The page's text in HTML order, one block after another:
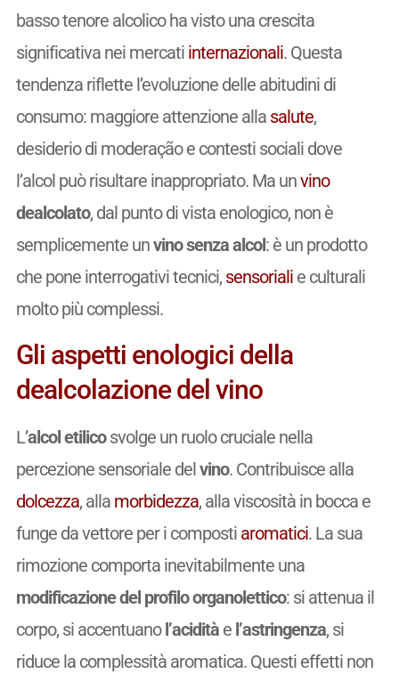
basso tenore alcolico ha visto una crescita
significativa nei mercati internazionali. Questa
tendenza riflette l’evoluzione delle abitudini di
consumo: maggiore attenzione alla salute,
desiderio di moderação e contesti sociali dove
l’alcol può risultare inappropriato. Ma unvino
dealcolato, dal punto di vista enologico, non è
semplicemente unvino senza alcol: è un prodotto
che pone interrogativi tecnici, sensorialie culturali
molto più complessi.
Gli aspetti enologici della
dealcolazione del vino
L’alcol etilicosvolge un ruolo cruciale nella
percezione sensoriale delvino. Contribuisce alla
dolcezza, alla morbidezza, alla viscosità in bocca e
funge da vettore per i composti aromatici. La sua
rimozione comporta inevitabilmente una
modificazione del profilo organolettico: si attenua il
corpo, si accentuanol’aciditàe l’astringenza, si
riduce la complessità aromatica. Questi effetti non